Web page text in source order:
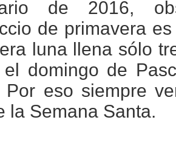
de 2016,
de primavera
luna llena sólo
el domingo de
Por eso siempre
la Semana Santa.